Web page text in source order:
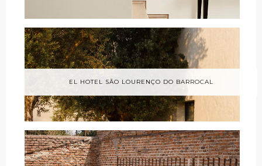
EL HOTEL SÃO LOURENÇO DO BARROCAL